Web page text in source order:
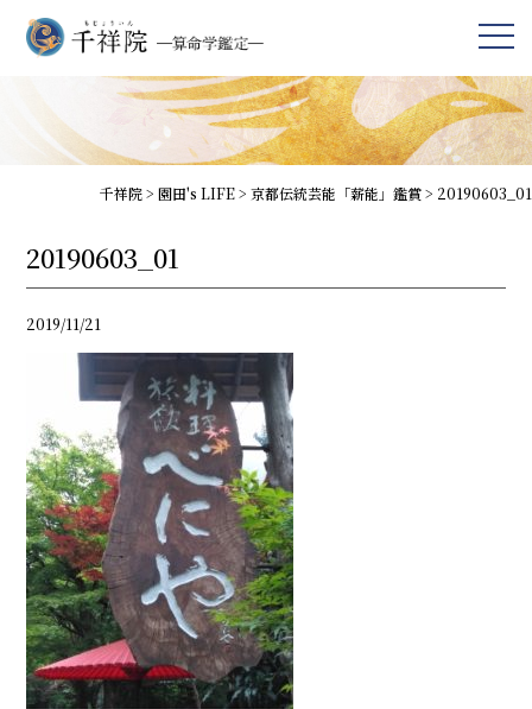
千祥院> 園田's LIFE> 京都伝統芸能「薪能」鑑賞> 20190603_01
20190603_01
2019/11/21